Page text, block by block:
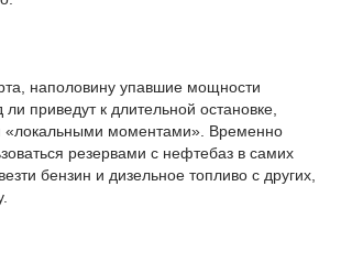
наполовину упавшие мощности
приведут к длительной остановке,
«локальными моментами». Временно
резервами с нефтебаз в самих
бензин и дизельное топливо с других,